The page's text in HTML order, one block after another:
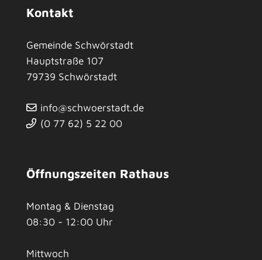
Kontakt
Gemeinde Schwörstadt
Hauptstraße 107
79739 Schwörstadt
info@schwoerstadt.de
(0 77 62) 5 22 00
Öffnungszeiten Rathaus
Montag & Dienstag
08:30 - 12:00 Uhr
Mittwoch